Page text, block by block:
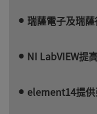
瑞薩電子及瑞
NI LabVIEW提
element14提